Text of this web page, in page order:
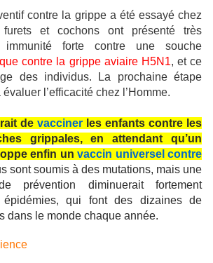
contre la grippe a été essayé chez
furets et cochons ont présenté très
immunité forte contre une souche
contre la grippe aviaire H5N1, et ce
des individus. La prochaine étape
l’efficacité chez l’Homme.
de vacciner les enfants contre les
grippales, en attendant qu’un
enfin un vaccin universel contre
sont soumis à des mutations, mais une
prévention diminuerait fortement
épidémies, qui font des dizaines de
dans le monde chaque année.